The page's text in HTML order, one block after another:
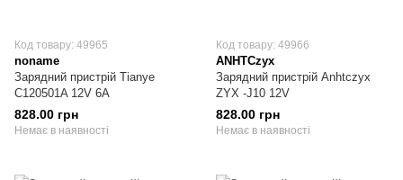
Код товару: 49965
noname
Зарядний пристрій Tianye
C120501A 12V 6A
828.00 грн
Немає в наявності
Код товару: 49966
ANHTCzyx
Зарядний пристрій Anhtczyx
ZYX -J10 12V
828.00 грн
Немає в наявності